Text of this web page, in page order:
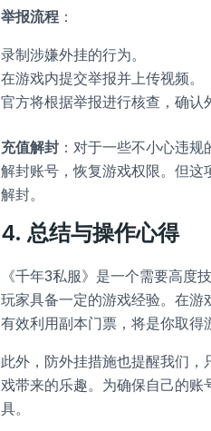
举报流程：
录制涉嫌外挂的行为。
在游戏内提交举报并上传视频。
官方将根据举报进行核查，确认
充值解封：对于一些不小心违规
解封账号，恢复游戏权限。但
解封。
4. 总结与操作心得
《千年3私服》是一个需要高度
玩家具备一定的游戏经验。在
有效利用副本门票，将是你取得
此外，防外挂措施也提醒我们
戏带来的乐趣。为确保自己的
具。